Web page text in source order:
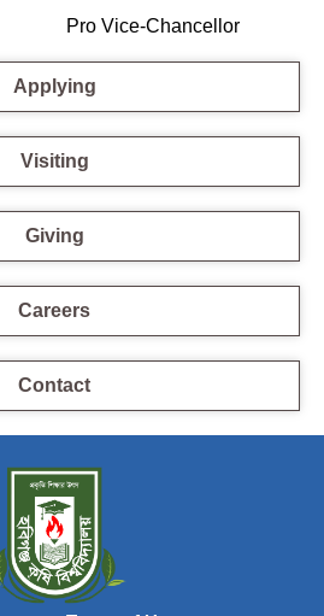
Pro Vice-Chancellor
Applying
Visiting
Giving
Careers
Contact